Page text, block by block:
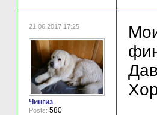
21.06.2017 17:25
Чингиз
Posts: 580